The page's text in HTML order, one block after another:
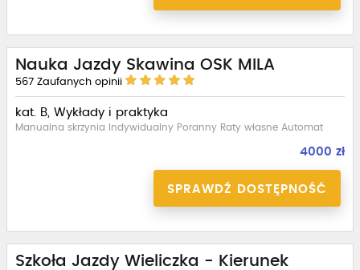
Nauka Jazdy Skawina OSK MILA
567 Zaufanych opinii
kat. B, Wykłady i praktyka
Manualna skrzynia Indywidualny Poranny Raty własne Automat
4000 zł
SPRAWDŹ DOSTĘPNOŚĆ
Szkoła Jazdy Wieliczka - Kierunek